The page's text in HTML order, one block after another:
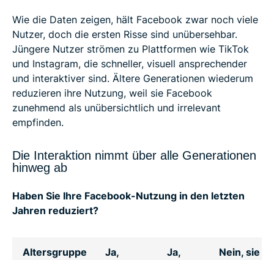
Wie die Daten zeigen, hält Facebook zwar noch viele
Nutzer, doch die ersten Risse sind unübersehbar.
Jüngere Nutzer strömen zu Plattformen wie TikTok
und Instagram, die schneller, visuell ansprechender
und interaktiver sind. Ältere Generationen wiederum
reduzieren ihre Nutzung, weil sie Facebook
zunehmend als unübersichtlich und irrelevant
empfinden.
Die Interaktion nimmt über alle Generationen
hinweg ab
Haben Sie Ihre Facebook-Nutzung in den letzten
Jahren reduziert?
Altersgruppe
Ja,
Ja,
Nein, sie